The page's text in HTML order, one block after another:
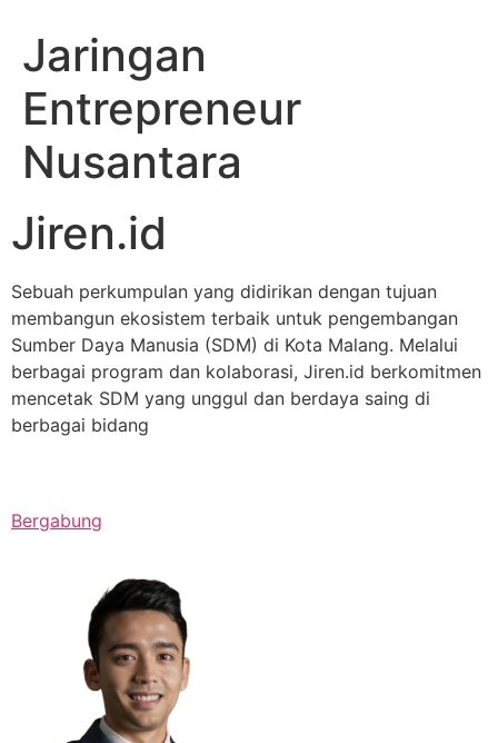
Jaringan
Entrepreneur
Nusantara
Jiren.id
Sebuah perkumpulan yang didirikan dengan tujuan
membangun ekosistem terbaik untuk pengembangan
Sumber Daya Manusia (SDM) di Kota Malang. Melalui
berbagai program dan kolaborasi, Jiren.id berkomitmen
mencetak SDM yang unggul dan berdaya saing di
berbagai bidang
Bergabung